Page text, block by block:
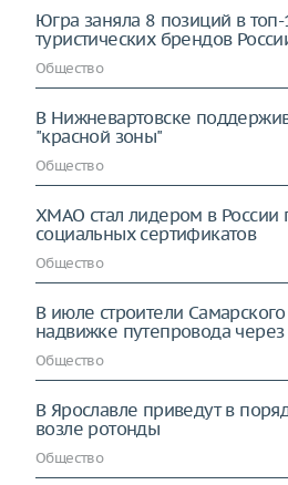
Югра заняла 8 позиций в
туристических брендов
Общество
В Нижневартовске
"красной зоны"
Общество
ХМАО стал лидером в
социальных сертификатов
Общество
В июле строители
надвижке путепровода
Общество
В Ярославле приведут в
возле ротонды
Общество